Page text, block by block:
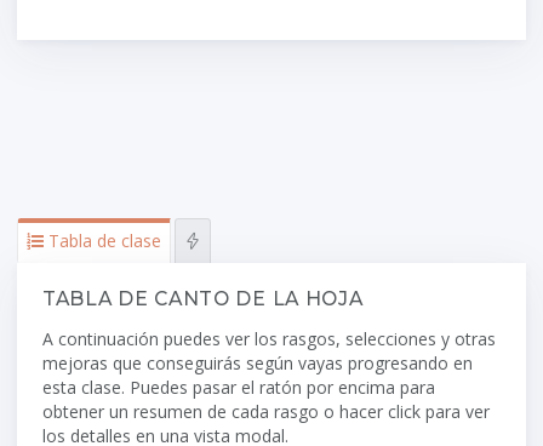
Tabla de clase
TABLA DE CANTO DE LA HOJA
A continuación puedes ver los rasgos, selecciones y otras
mejoras que conseguirás según vayas progresando en
esta clase. Puedes pasar el ratón por encima para
obtener un resumen de cada rasgo o hacer click para ver
los detalles en una vista modal.